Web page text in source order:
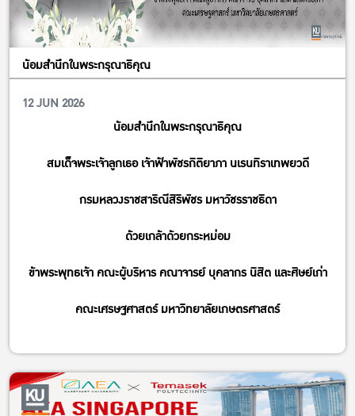
น้อมสำนึกในพระกรุณาธิคุณ
12 JUN 2026
น้อมสำนึกในพระกรุณาธิคุณ
สมเด็จพระเจ้าลูกเธอ เจ้าฟ้าพัชรกิติยาภา นเรนทิราเทพยวดี
กรมหลวงราชสาริณีสิริพัชร มหาวัชรราชธิดา
ด้วยเกล้าด้วยกระหม่อม
ข้าพระพุทธเจ้า คณะผู้บริหาร คณาจารย์ บุคลากร นิสิต และศิษย์เก่า
คณะเศรษฐศาสตร์ มหาวิทยาลัยเกษตรศาสตร์